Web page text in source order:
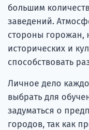
большим
заведений.
стороны горожан,
исторических и
способствовать
Личное дело
выбрать для
задуматься о
городов, так как